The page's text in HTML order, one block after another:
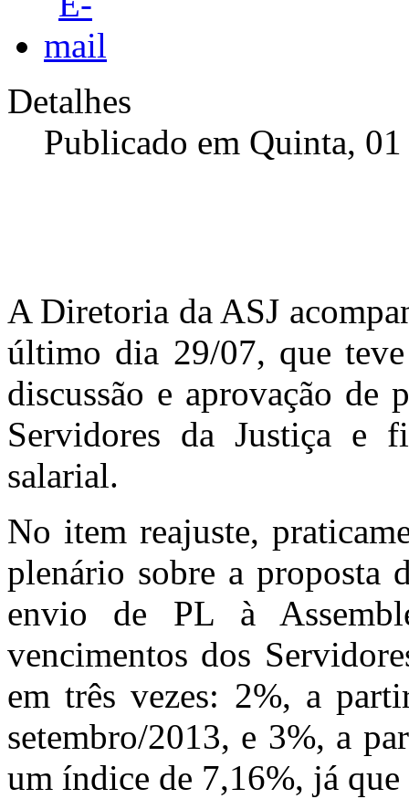
Detalhes
Publicado em Quinta,
A Diretoria da ASJ
último dia 29/07, que
discussão e aprovação de
Servidores da Justiça e
salarial.
No item reajuste,
plenário sobre a proposta
envio de PL à
vencimentos dos
em três vezes: 2%, a
setembro/2013, e 3%, a
um índice de 7,16%, já que